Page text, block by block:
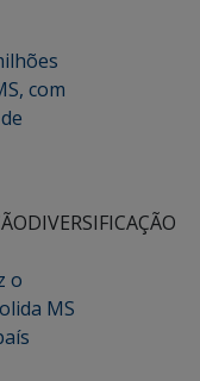
com
DIVERSIFICAÇÃO
o
MS